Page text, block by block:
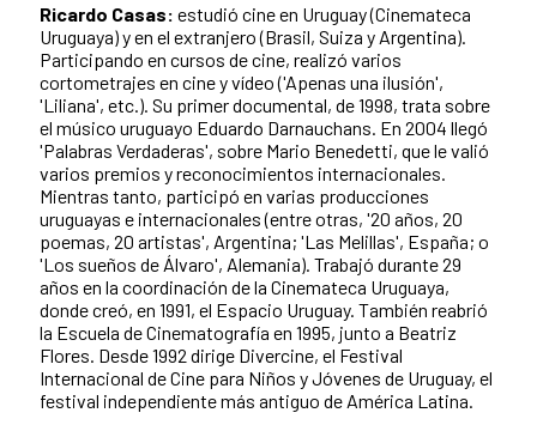
Ricardo Casas: estudió cine en Uruguay (Cinemateca
Uruguaya) y en el extranjero (Brasil, Suiza y Argentina).
Participando en cursos de cine, realizó varios
cortometrajes en cine y vídeo ('Apenas una ilusión',
'Liliana', etc.). Su primer documental, de 1998, trata sobre
el músico uruguayo Eduardo Darnauchans. En 2004 llegó
'Palabras Verdaderas', sobre Mario Benedetti, que le valió
varios premios y reconocimientos internacionales.
Mientras tanto, participó en varias producciones
uruguayas e internacionales (entre otras, '20 años, 20
poemas, 20 artistas', Argentina; 'Las Melillas', España; o
'Los sueños de Álvaro', Alemania). Trabajó durante 29
años en la coordinación de la Cinemateca Uruguaya,
donde creó, en 1991, el Espacio Uruguay. También reabrió
la Escuela de Cinematografía en 1995, junto a Beatriz
Flores. Desde 1992 dirige Divercine, el Festival
Internacional de Cine para Niños y Jóvenes de Uruguay, el
festival independiente más antiguo de América Latina.